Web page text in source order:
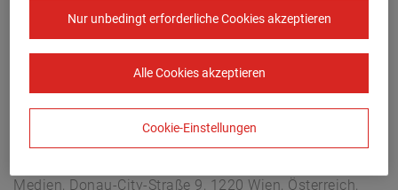
Medien, Donau-City-Straße 9, 1220 Wien, Österreich,
Nur unbedingt erforderliche Cookies akzeptieren
Alle Cookies akzeptieren
Cookie-Einstellungen